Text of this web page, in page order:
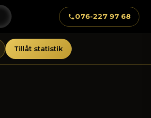
076-227 97 68
Tillåt statistik